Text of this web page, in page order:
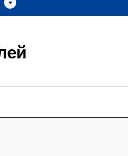
Информация для
посетителей больницы
Как до нас добраться
Информация об